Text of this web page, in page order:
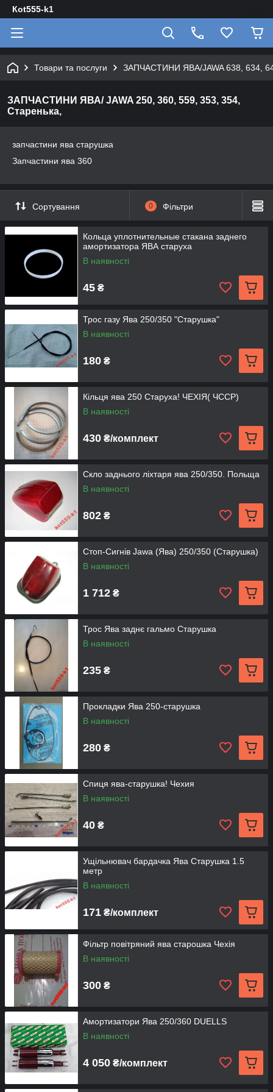
Кot555-k1
Товари та послуги ЗАПЧАСТИНИ ЯВА/JAWA 638, 634,
ЗАПЧАСТИНИ ЯВА/ JAWA 250, 360, 559, 353, 354,
Старенька,
запчастини ява старушка
Запчастини ява 360
Сортування 0 Фільтри
Кольца уплотнительные стакана заднего
амортизатора ЯВА старуха
В наявності
45 ₴
Трос газу Ява 250/350 "Старушка"
В наявності
180 ₴
Кільця ява 250 Старуха! ЧЕХІЯ( ЧССР)
В наявності
430 ₴/комплект
Скло заднього ліхтаря ява 250/350. Польща
В наявності
802 ₴
Стоп-Сигнів Jawa (Ява) 250/350 (Старушка)
В наявності
1 712 ₴
Трос Ява заднє гальмо Старушка
В наявності
235 ₴
Прокладки Ява 250-старушка
В наявності
280 ₴
Спиця ява-старушка! Чехия
В наявності
40 ₴
Ущільнювач бардачка Ява Старушка 1.5
метр
В наявності
171 ₴/комплект
Фільтр повітряний ява старошка Чехія
В наявності
300 ₴
Амортизатори Ява 250/360 DUELLS
В наявності
4 050 ₴/комплект